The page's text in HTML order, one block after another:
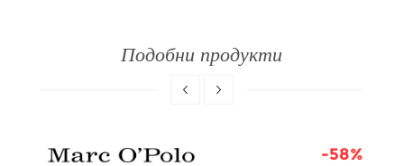
Подобни продукти
-58%